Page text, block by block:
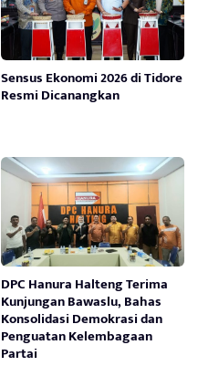
Sensus Ekonomi 2026 di Tidore
Resmi Dicanangkan
DPC Hanura Halteng Terima
Kunjungan Bawaslu, Bahas
Konsolidasi Demokrasi dan
Penguatan Kelembagaan
Partai